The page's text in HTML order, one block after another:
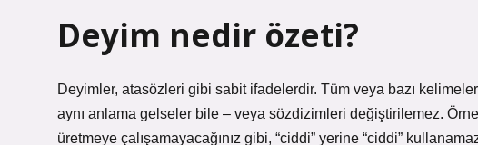
Deyim nedir özeti?
Deyimler, atasözleri gibi sabit ifadelerdir. Tüm veya bazı
aynı anlama gelseler bile – veya sözdizimleri değiştirilemez.
üretmeye çalışamayacağınız gibi, “ciddi” yerine “ciddi”